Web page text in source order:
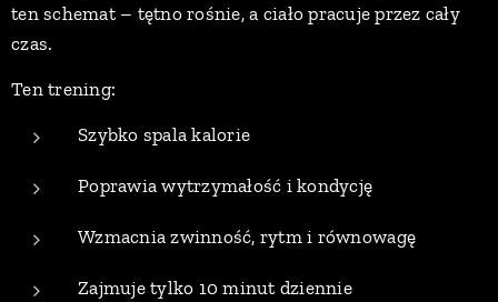
ten schemat – tętno rośnie, a ciało pracuje przez cały
czas.
Ten trening:
Szybko spala kalorie
Poprawia wytrzymałość i kondycję
Wzmacnia zwinność, rytm i równowagę
Zajmuje tylko 10 minut dziennie